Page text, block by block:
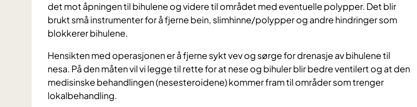
det mot åpningen til bihulene og videre til området med eventuelle polypper. Det blir
brukt små instrumenter for å fjerne bein, slimhinne/polypper og andre hindringer som
blokkerer bihulene.
Hensikten med operasjonen er å fjerne sykt vev og sørge for drenasje av bihulene til
nesa. På den måten vil vi legge til rette for at nese og bihuler blir bedre ventilert og at den
medisinske behandlingen (nesesteroidene) kommer fram til områder som trenger
lokalbehandling.